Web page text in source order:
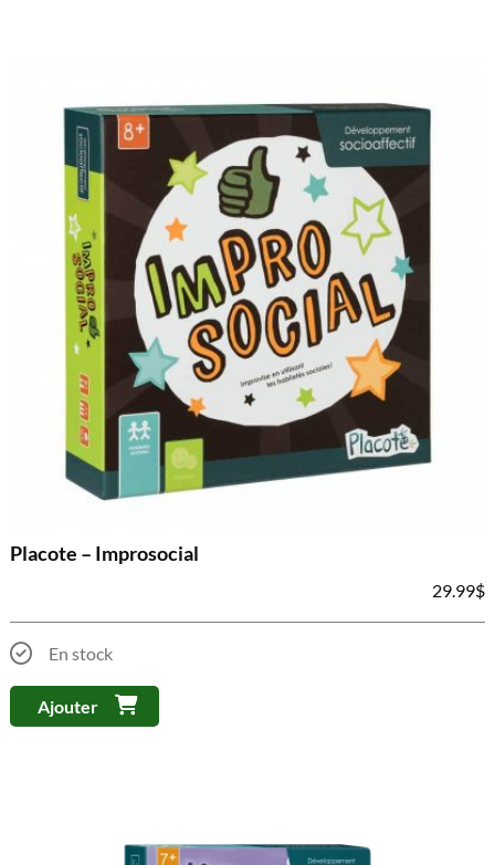
Placote – Improsocial
29.99$
En stock
Ajouter